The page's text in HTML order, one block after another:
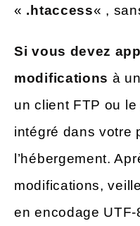
« .htaccess« ,
Si vous devez
modifications à
un client FTP ou
intégré dans votre
l’hébergement.
modifications,
en encodage